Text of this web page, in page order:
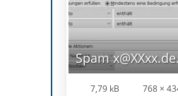
Spam
7,79 kB 768 ×